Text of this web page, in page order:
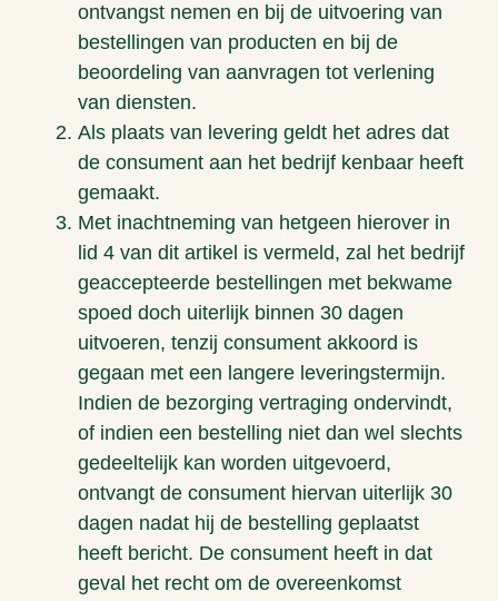
ontvangst nemen en bij de uitvoering van
bestellingen van producten en bij de
beoordeling van aanvragen tot verlening
van diensten.
Als plaats van levering geldt het adres dat
de consument aan het bedrijf kenbaar heeft
gemaakt.
Met inachtneming van hetgeen hierover in
lid 4 van dit artikel is vermeld, zal het bedrijf
geaccepteerde bestellingen met bekwame
spoed doch uiterlijk binnen 30 dagen
uitvoeren, tenzij consument akkoord is
gegaan met een langere leveringstermijn.
Indien de bezorging vertraging ondervindt,
of indien een bestelling niet dan wel slechts
gedeeltelijk kan worden uitgevoerd,
ontvangt de consument hiervan uiterlijk 30
dagen nadat hij de bestelling geplaatst
heeft bericht. De consument heeft in dat
geval het recht om de overeenkomst